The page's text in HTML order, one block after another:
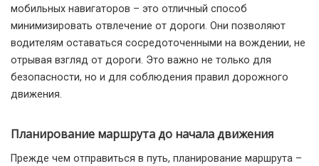
мобильных навигаторов – это отличный способ
минимизировать отвлечение от дороги. Они позволяют
водителям оставаться сосредоточенными на вождении, не
отрывая взгляд от дороги. Это важно не только для
безопасности, но и для соблюдения правил дорожного
движения.
Планирование маршрута до начала движения
Прежде чем отправиться в путь, планирование маршрута –